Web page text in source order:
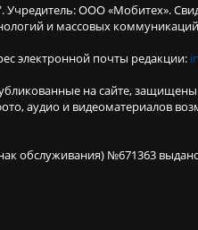
Учредитель: ООО «Мобитех».
и массовых
электронной почты редакции:
на сайте,
аудио и видеоматериалов
обслуживания) №671363